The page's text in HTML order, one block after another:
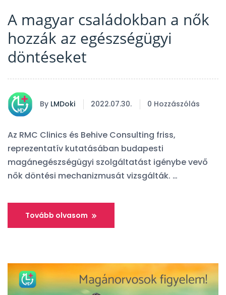
A magyar családokban a nők
hozzák az egészségügyi
döntéseket
By LMDoki 2022.07.30. 0 Hozzászólás
Az RMC Clinics és Behive Consulting friss,
reprezentatív kutatásában budapesti
magánegészségügyi szolgáltatást igénybe vevő
nők döntési mechanizmusát vizsgálták. …
Tovább olvasom